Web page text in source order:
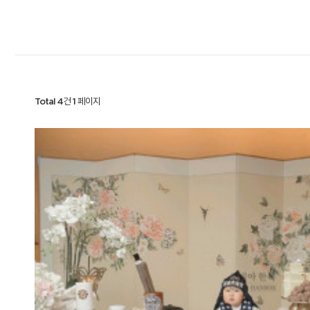
Total 4건 1 페이지